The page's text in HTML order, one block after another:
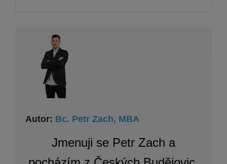
Autor: Bc. Petr Zach, MBA
Jmenuji se Petr Zach a